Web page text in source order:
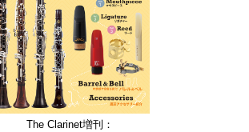
The Clarinet増刊：